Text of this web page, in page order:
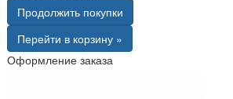
Продолжить покупки
Перейти в корзину »
Оформление заказа